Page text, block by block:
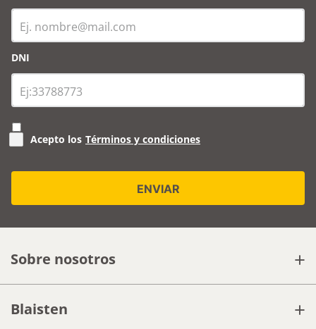
DNI
Acepto los Términos y condiciones
Sobre nosotros +
Blaisten +